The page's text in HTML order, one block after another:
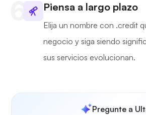
Piensa a largo plazo
Elija un nombre con .credit
negocio y siga siendo
sus servicios evolucionan.
Pregunte a